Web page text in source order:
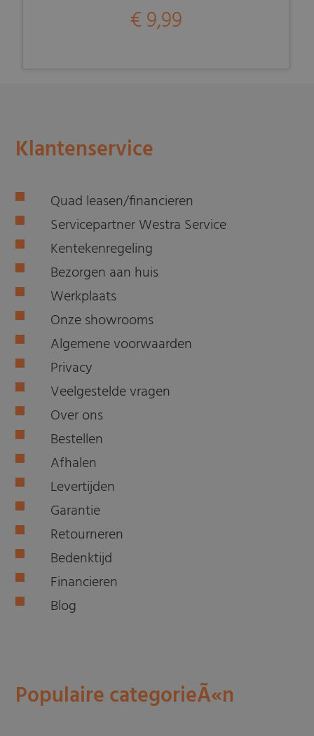
€ 9,99
Klantenservice
Quad leasen/financieren
Servicepartner Westra Service
Kentekenregeling
Bezorgen aan huis
Werkplaats
Onze showrooms
Algemene voorwaarden
Privacy
Veelgestelde vragen
Over ons
Bestellen
Afhalen
Levertijden
Garantie
Retourneren
Bedenktijd
Financieren
Blog
Populaire categorieÃ«n